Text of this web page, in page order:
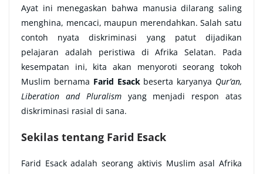
Ayat ini menegaskan bahwa manusia dilarang saling
menghina, mencaci, maupun merendahkan. Salah satu
contoh nyata diskriminasi yang patut dijadikan
pelajaran adalah peristiwa di Afrika Selatan. Pada
kesempatan ini, kita akan menyoroti seorang tokoh
Muslim bernama Farid Esackbeserta karyanya Qur’an,
Liberation and Pluralismyang menjadi respon atas
diskriminasi rasial di sana.
Sekilas tentang Farid Esack
Farid Esack adalah seorang aktivis Muslim asal Afrika